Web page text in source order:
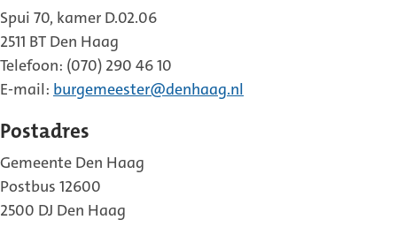
Spui 70, kamer D.02.06
2511 BT Den Haag
Telefoon: (070) 290 46 10
E-mail: burgemeester@denhaag.nl
Postadres
Gemeente Den Haag
Postbus 12600
2500 DJ Den Haag